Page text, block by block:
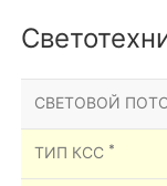
СВЕТОВОЙ
ТИП КСС *